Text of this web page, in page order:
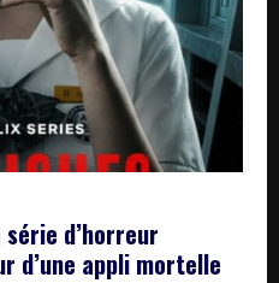
d’horreur
d’une appli mortelle